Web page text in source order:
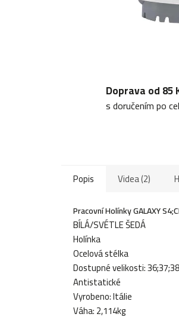
Doprava od 85
s doručením po
Popis Videa (2)
Pracovní Holínky GALAXY
BÍLÁ/SVÉTLE ŠEDÁ
Holínka
Ocelová stélka
Dostupné velikosti:
Antistatické
Vyrobeno: Itálie
Váha: 2,114kg